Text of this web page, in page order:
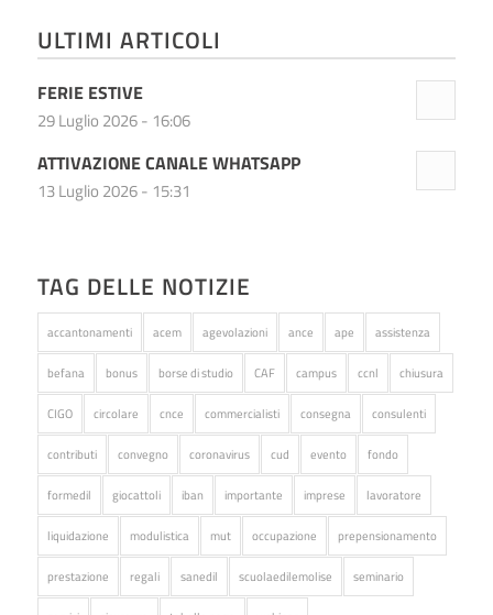
ULTIMI ARTICOLI
FERIE ESTIVE
29 Luglio 2026 - 16:06
ATTIVAZIONE CANALE WHATSAPP
13 Luglio 2026 - 15:31
TAG DELLE NOTIZIE
accantonamenti acem agevolazioni ance ape assistenza
befana bonus borse di studio CAF campus ccnl chiusura
CIGO circolare cnce commercialisti consegna consulenti
contributi convegno coronavirus cud evento fondo
formedil giocattoli iban importante imprese lavoratore
liquidazione modulistica mut occupazione prepensionamento
prestazione regali sanedil scuolaedilemolise seminario